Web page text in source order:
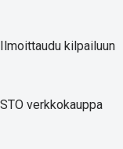
Ilmoittaudu kilpailuun
STO verkkokauppa